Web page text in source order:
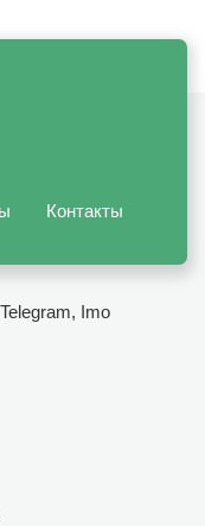
Контакты
Imo